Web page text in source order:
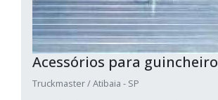
Acessórios para guincheiro
Truckmaster / Atibaia - SP